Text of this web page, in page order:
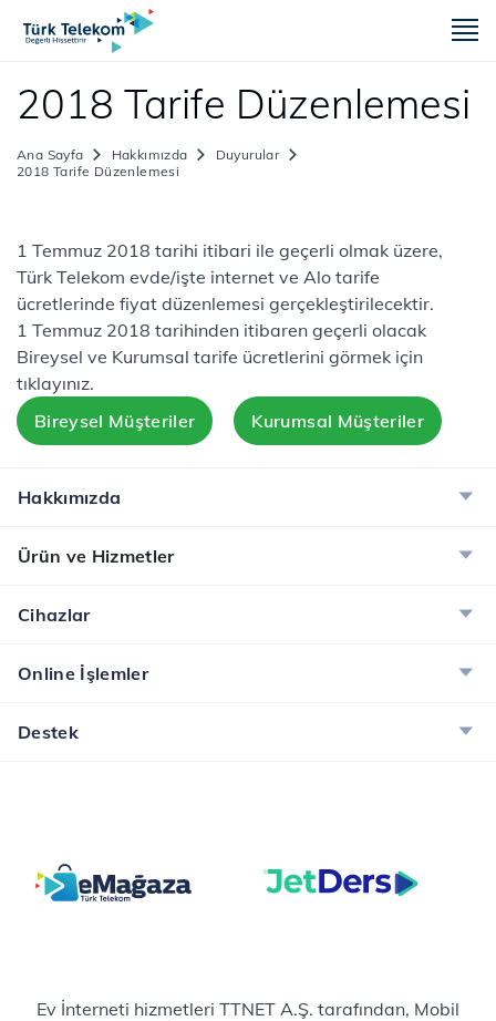
2018 Tarife Düzenlemesi
Ana Sayfa Hakkımızda
Duyurular
2018 Tarife Düzenlemesi
​​​1 Temmuz 2018 tarihi itibari ile geçerli olmak üzere,
Türk Telekom evde/işte internet ve Alo tarife
ücretlerinde fiyat düzenlemesi gerçekleştirilecektir.
1 Temmuz 2018 tarihinden itibaren geçerli olacak
Bireysel ve Kurumsal tarife ücretlerini görmek için
tıklayınız.
Bireysel Müşteriler
Kurumsal Müşteriler
Hakkımızda
Ürün ve Hizmetler
Cihazlar
Online İşlemler
Destek
Ev İnterneti hizmetleri TTNET A.Ş. tarafından, Mobil